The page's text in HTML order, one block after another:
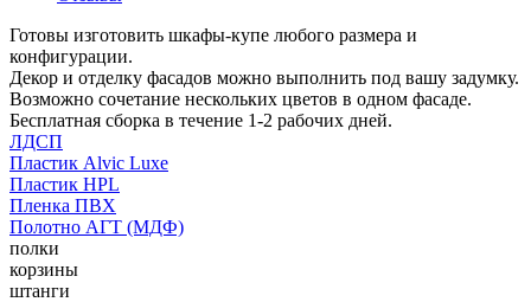
Готовы изготовить шкафы-купе любого размера и
конфигурации.
Декор и отделку фасадов можно выполнить под вашу задумку.
Возможно сочетание нескольких цветов в одном фасаде.
Бесплатная сборка в течение 1-2 рабочих дней.
ЛДСП
Пластик Alvic Luxe
Пластик HPL
Пленка ПВХ
Полотно АГТ (МДФ)
полки
корзины
штанги